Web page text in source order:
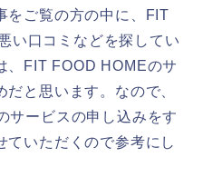
をご覧の方の中に、FIT
い口コミなどを探してい
、FIT FOOD HOMEのサ
と思います。なので、
サービスの申し込みをす
ていただくので参考にし